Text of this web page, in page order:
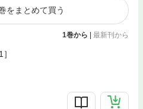
をまとめて買う
1巻から | 最新刊から